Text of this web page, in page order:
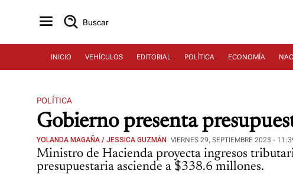
Buscar
INICIO VEHÍCULOS EDITORIAL POLÍTICA ECONOMÍA
POLÍTICA
Gobierno presenta
YOLANDA MAGAÑA / JESSICA GUZMÁN VIERNES 29, SEPTIEMBRE 2023 -
Ministro de Hacienda proyecta ingresos
presupuestaria asciende a $338.6 millones.